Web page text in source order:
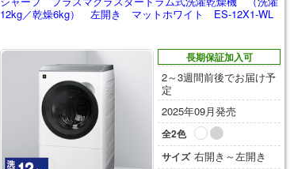
12kg／乾燥6kg） 左開き マットホワイト ES-12X1-WL
長期保証加入可
2～3週間前後でお届け予
定
2025年09月発売
全2色
サイズ 右開き～左開き